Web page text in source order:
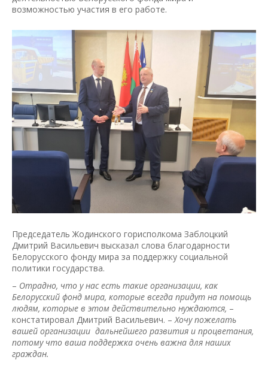
возможностью участия в его работе.
Председатель Жодинского горисполкома Заблоцкий
Дмитрий Васильевич высказал слова благодарности
Белорусского фонду мира за поддержку социальной
политики государства.
– Отрадно, что у нас есть такие организации, как
Белорусский фонд мира, которые всегда придут на помощь
людям, которые в этом действительно нуждаются, –
констатировал Дмитрий Васильевич. –Хочу пожелать
вашей организации дальнейшего развития и процветания,
потому что ваша поддержка очень важна для наших
граждан.